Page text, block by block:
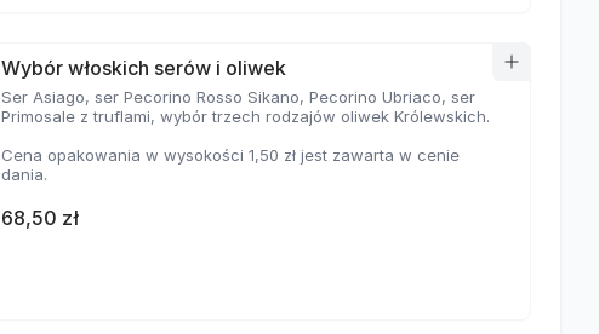
Wybór włoskich serów i oliwek
Ser Asiago, ser Pecorino Rosso Sikano, Pecorino Ubriaco, ser
Primosale z truflami, wybór trzech rodzajów oliwek Królewskich.
Cena opakowania w wysokości 1,50 zł jest zawarta w cenie
dania.
68,50 zł